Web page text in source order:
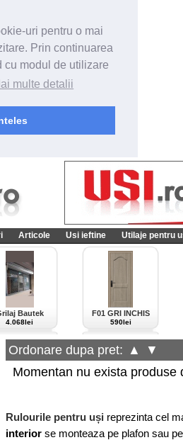
uri pentru o mai
Prin continuarea
cu modul de utilizare
multe detalii
Articole Usi ieftine Utilaje pentru
Bautek
4.068lei
F01 GRI INCHIS
590lei
Ordonare dupa pret: ▲
▼
Momentan nu exista produse
Rulourile pentru uși reprezinta cel
interior se monteaza pe plafon sau